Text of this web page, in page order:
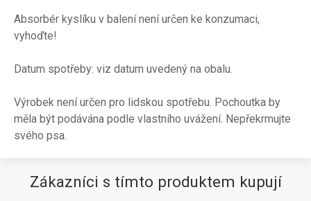
Absorbér kyslíku v balení není určen ke konzumaci,
vyhoďte!
Datum spotřeby: viz datum uvedený na obalu.
Výrobek není určen pro lidskou spotřebu. Pochoutka by
měla být podávána podle vlastního uvážení. Nepřekrmujte
svého psa.
Zákazníci s tímto produktem kupují